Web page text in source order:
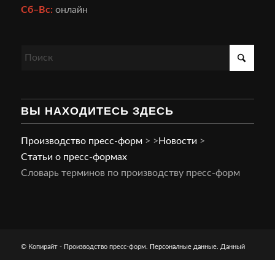
Сб–Вс:онлайн
ВЫ НАХОДИТЕСЬ ЗДЕСЬ
Производство пресс-форм>
Статьи о пресс-формах
>Новости >
Словарь терминов по производству пресс-форм
© Копирайт - Производство пресс-форм. Персоналные данные. Данный